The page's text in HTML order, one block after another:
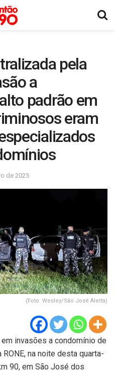
pela
a
padrão em
eram
de 2025
(Foto: Wesley/São José Alerta)
invasões a condomínio de
na noite desta quarta-
90, em São José dos